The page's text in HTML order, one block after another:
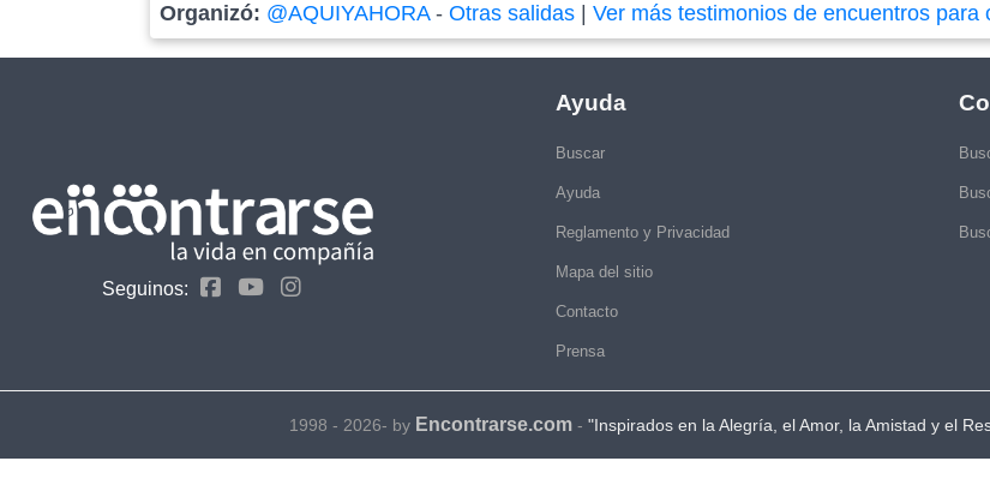
Organizó: @AQUIYAHORA-Otras salidas |Ver más testimonios de encuentros para
Seguinos:
Ayuda
Buscar
Ayuda
Reglamento y Privacidad
Mapa del sitio
Contacto
Prensa
1998 - 2026- by Encontrarse.com- "Inspirados en la Alegría, el Amor, la Amistad y el